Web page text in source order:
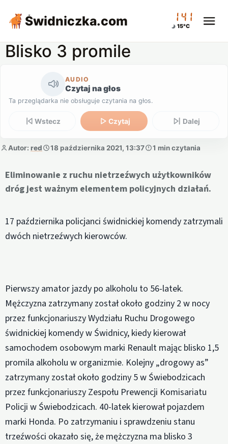
Świdniczka.com 01:41
15°C
Blisko 3 promile
AUDIO
Czytaj na głos
Ta przeglądarka nie obsługuje czytania na głos.
Wstecz Czytaj Dalej
Autor: red 18 października 2021, 13:37 1 min czytania
Eliminowanie z ruchu nietrzeźwych użytkowników
dróg jest ważnym elementem policyjnych działań.
17 października policjanci świdnickiej komendy zatrzymali
dwóch nietrzeźwych kierowców.
Pierwszy amator jazdy po alkoholu to 56-latek.
Mężczyzna zatrzymany został około godziny 2 w nocy
przez funkcjonariuszy Wydziału Ruchu Drogowego
świdnickiej komendy w Świdnicy, kiedy kierował
samochodem osobowym marki Renault mając blisko 1,5
promila alkoholu w organizmie. Kolejny „drogowy as”
zatrzymany został około godziny 5 w Świebodzicach
przez funkcjonariuszy Zespołu Prewencji Komisariatu
Policji w Świebodzicach. 40-latek kierował pojazdem
marki Honda. Po zatrzymaniu i sprawdzeniu stanu
trzeźwości okazało się, że mężczyzna ma blisko 3